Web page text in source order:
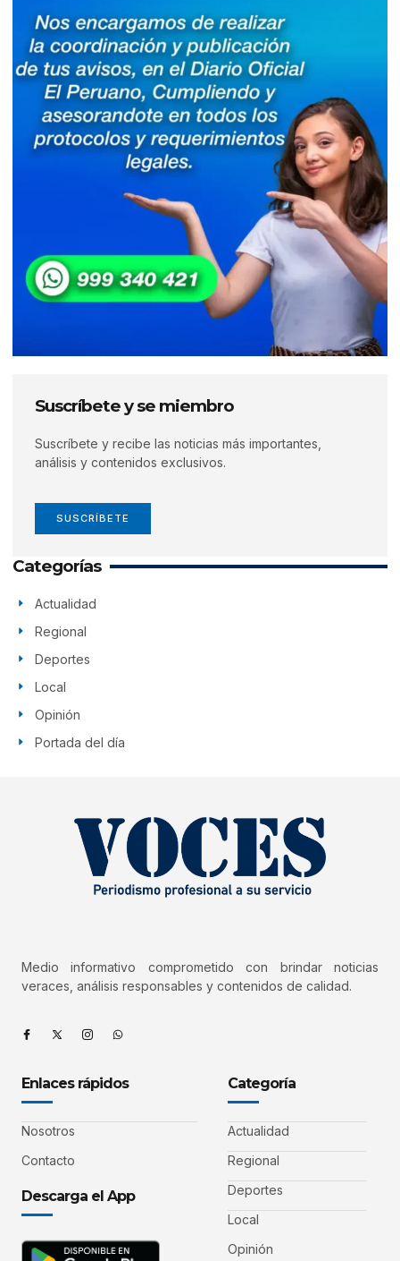
Suscríbete y se miembro
Suscríbete y recibe las noticias más importantes,
análisis y contenidos exclusivos.
SUSCRÍBETE
Categorías
Actualidad
Regional
Deportes
Local
Opinión
Portada del día
Medio informativo comprometido con brindar noticias
veraces, análisis responsables y contenidos de calidad.
Enlaces rápidos
Nosotros
Contacto
Descarga el App
Categoría
Actualidad
Regional
Deportes
Local
Opinión